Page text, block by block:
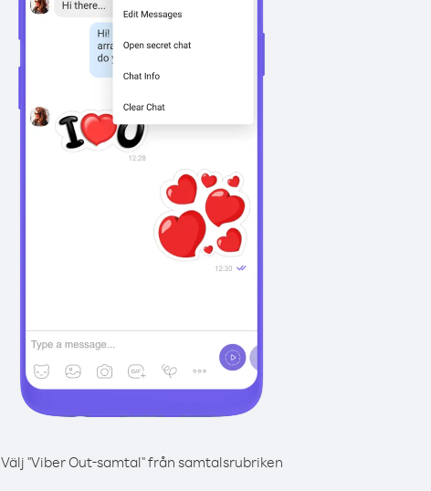
Välj "Viber Out-samtal" från samtalsrubriken